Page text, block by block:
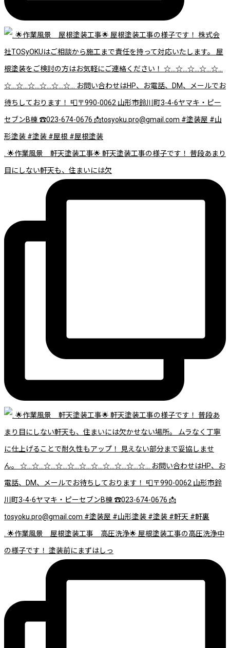
. 🌟作業風景 軒天塗装工事🌟 軒天塗装工事の様子です！ 普段あまり
目にしない軒天も、住まいには欠
. 🌟作業風景 屋根塗装工事 高圧洗浄🌟 屋根塗装工事の高圧洗浄中
の様子です！ 塗装前にまずはしっ